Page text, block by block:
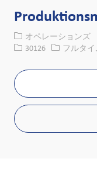
カテゴリー
オペレーションズ
求人ID
30126 役職フルタイ